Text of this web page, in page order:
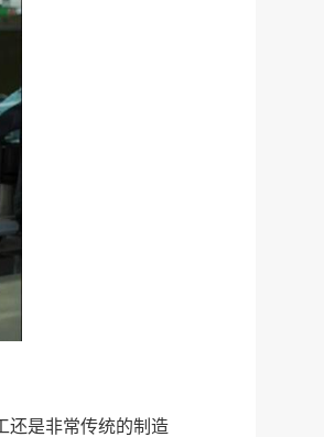
还是非常传统的制造